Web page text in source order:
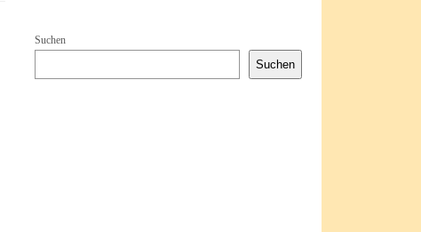
Suchen
Suchen